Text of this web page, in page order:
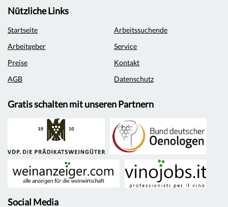
Nützliche Links
Startseite
Arbeitssuchende
Arbeitgeber
Service
Preise
Kontakt
AGB
Datenschutz
Gratis schalten mit unseren Partnern
Social Media